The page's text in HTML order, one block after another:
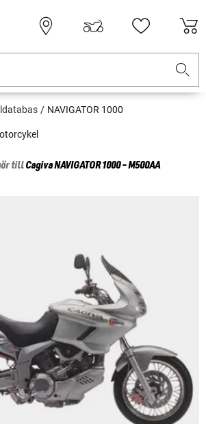
NAVIGATOR 1000
tillCagivaNAVIGATOR 1000 - M500AA